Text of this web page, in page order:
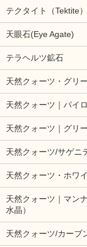
テクタイト（Tektite）
天眼石(Eye Agate)
テラヘルツ鉱石
天然クォーツ・グリ
天然クォーツ｜パイ
天然クォーツ｜グリ
天然クォーツ/サゲニ
天然クォーツ・ホワ
天然クォーツ｜マン
水晶）
天然クォーツ/カーブ